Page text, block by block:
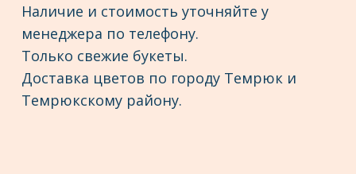
Наличие и стоимость уточняйте у
менеджера по телефону.
Только свежие букеты.
Доставка цветов по городу Темрюк и
Темрюкскому району.